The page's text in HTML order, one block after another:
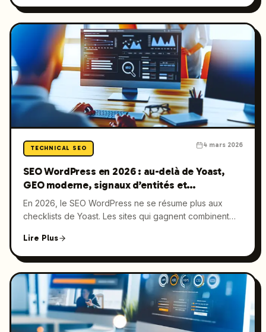
dans les résultats — y compris dans les réponses
(AVIF/WebP), images responsives, lazy loading,
métadonnées, mesure des performances et checklist
d’implémentation à transmettre à votre équipe de
développement.
TECHNICAL SEO 4 mars 2026
SEO WordPress en 2026 : au-delà de Yoast,
GEO moderne, signaux d’entités et
optimisation WP à grande échelle
En 2026, le SEO WordPress ne se résume plus aux
checklists de Yoast. Les sites qui gagnent combinent
balisage schema solide, une stratégie d’entités et du
GEO (Generative Engine Optimization) pour que votre
seulement positionnée dans les liens bleus.
Lire Plus